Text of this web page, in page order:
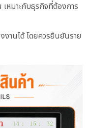
หมาะกับธุรกิจที่ต้องการ
านได้ โดยควรยืนยันราย